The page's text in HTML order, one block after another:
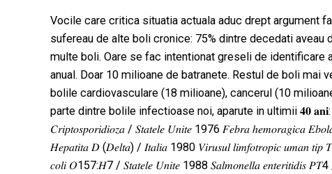
Vocile care critica situatia actuala aduc drept argument
sufereau de alte boli cronice: 75% dintre decedati aveau
multe boli. Oare se fac intentionat greseli de identificare
anual. Doar 10 milioane de batranete. Restul de boli mai
bolile cardiovasculare (18 milioane), cancerul (10
parte dintre bolile infectioase noi, aparute in ultimii 𝟒𝟎 𝐚𝐧𝐢:
𝐶𝑟𝑖𝑝𝑡𝑜𝑠𝑝𝑜𝑟𝑖𝑑𝑖𝑜𝑧𝑎 / 𝑆𝑡𝑎𝑡𝑒𝑙𝑒 𝑈𝑛𝑖𝑡𝑒 1976 𝐹𝑒𝑏𝑟𝑎 ℎ𝑒𝑚𝑜𝑟𝑎𝑔𝑖𝑐𝑎
𝐻𝑒𝑝𝑎𝑡𝑖𝑡𝑎 𝐷 (𝐷𝑒𝑙𝑡𝑎) / 𝐼𝑡𝑎𝑙𝑖𝑎 1980 𝑉𝑖𝑟𝑢𝑠𝑢𝑙 𝑙𝑖𝑚𝑓𝑜𝑡𝑟𝑜𝑝𝑖𝑐 𝑢𝑚𝑎𝑛
𝑐𝑜𝑙𝑖 𝑂157:𝐻7 / 𝑆𝑡𝑎𝑡𝑒𝑙𝑒 𝑈𝑛𝑖𝑡𝑒 1988 𝑆𝑎𝑙𝑚𝑜𝑛𝑒𝑙𝑙𝑎 𝑒𝑛𝑡𝑒𝑟𝑖𝑡𝑖𝑑𝑖𝑠